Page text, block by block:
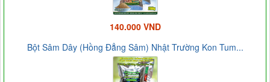
140.000 VND
Bột Sâm Dây (Hồng Đẳng Sâm) Nhật Trường Kon Tum...